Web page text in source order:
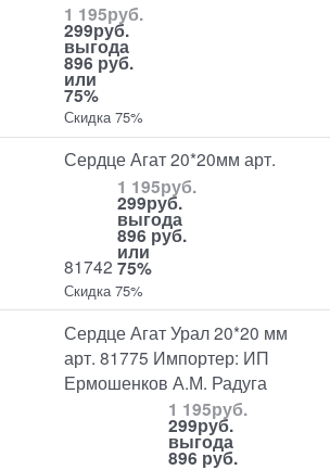
1 195руб.
299руб.
выгода
896 руб.
или
75%
Скидка 75%
Сердце Агат 20*20мм арт.
81742
1 195руб.
299руб.
выгода
896 руб.
или
75%
Скидка 75%
Сердце Агат Урал 20*20 мм
арт. 81775 Импортер: ИП
Ермошенков А.М. Радуга
1 195руб.
299руб.
выгода
896 руб.